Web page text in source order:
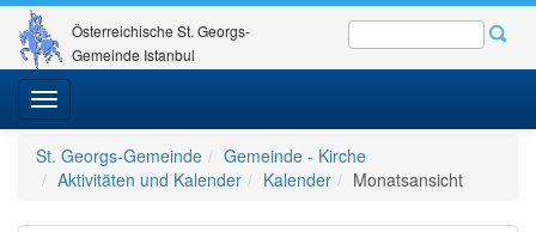
Österreichische St. Georgs-
Gemeinde Istanbul
Toggle
navigation
St. Georgs-Gemeinde
Gemeinde - Kirche
Aktivitäten und Kalender
Kalender Monatsansicht